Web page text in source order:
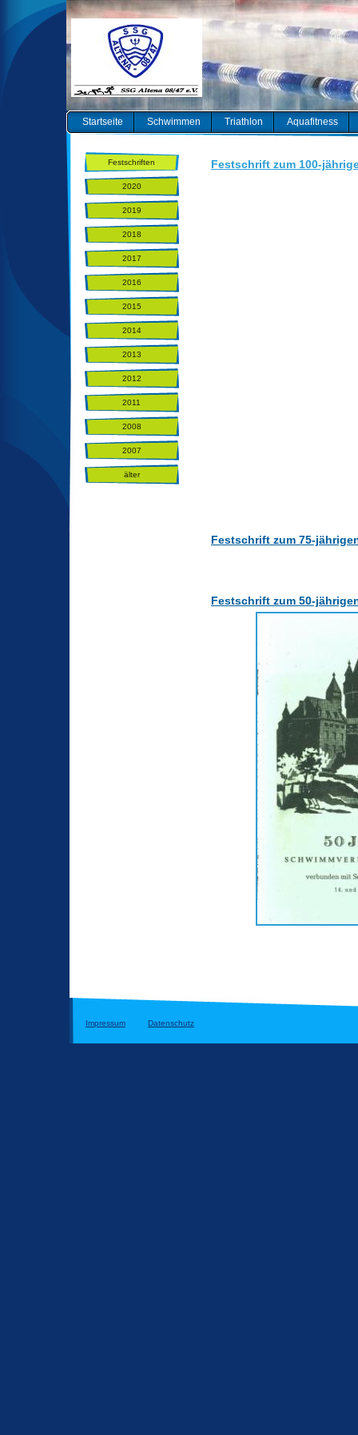
Startseite Schwimmen Triathlon Aquafitness
Festschriften
2020
2019
2018
2017
2016
2015
2014
2013
2012
2011
2008
2007
älter
Festschrift zum 100-
Festschrift zum 75-
Festschrift zum 50-
Impressum Datenschutz